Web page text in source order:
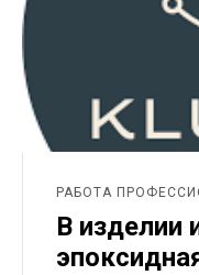
РАБОТА
В изделии